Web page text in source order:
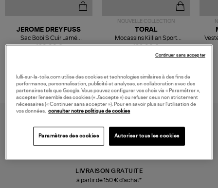
480,00 €
JEROME DREYFUSS
Sac Bobi S Cuir Lamé
Champagne
NOUVELLE COLLECTION
189,00 €
TORAL
Mocassins Killian Sport
Mousse
LIVRAISON GRATUITE
à partir de 150 € d'achat*
lulli-sur-la-toile.com utilise des cookies et technologies similaires à des fins de
performance, personnalisation, publicité et analyses, en collaboration avec des
partenaires tels que Google. Vous pouvez configurer vos choix via « Paramétrer »,
accepter l’ensemble des cookies (« J’accepte ») ou refuser ceux non strictement
nécessaires (« Continuer sans accepter »). Pour en savoir plus sur l’utilisation de
vos données, consulter notre politique de cookies
Paramètres des cookies Autoriser tous les cookies
Continuer sans accepter